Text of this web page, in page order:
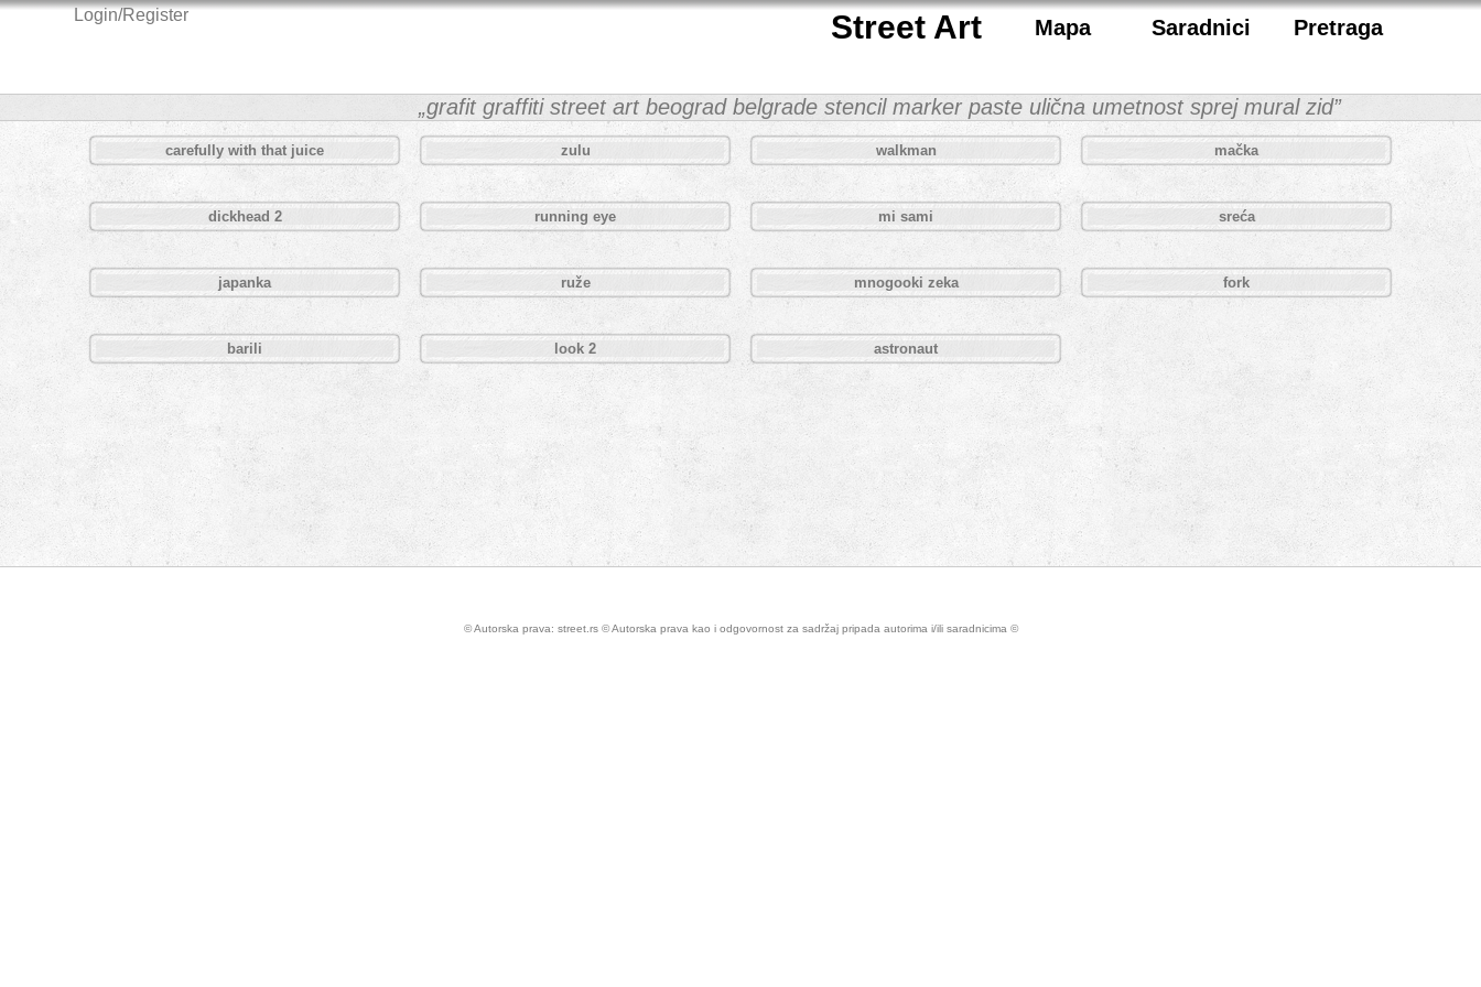
Street Art Mapa Saradnici Pretraga
Login/Register
„grafit graffiti street art beograd belgrade stencil marker paste ulična umetnost sprej mural zid”
carefully with that juice zulu walkman mačka
dickhead 2 running eye mi sami sreća
japanka ruže mnogooki zeka fork
barili look 2 astronaut
Pages
© Autorska prava: street.rs © Autorska prava kao i odgovornost za sadržaj pripada autorima i/ili saradnicima ©